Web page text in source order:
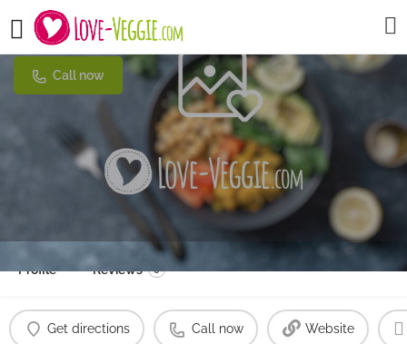
Chumbos
Call now
Profile Reviews 0
Get directions Call now Website